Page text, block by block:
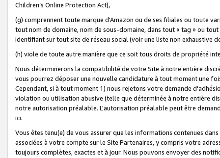
Children’s Online Protection Act),
(g) comprennent toute marque d'Amazon ou de ses filiales ou toute
tout nom de domaine, nom de sous-domaine, dans tout « tag » ou
identifiant sur tout site de réseau social (voir une liste non exhaustive
(h) viole de toute autre manière que ce soit tous droits de propriété
Nous déterminerons la compatibilité de votre Site à notre entière
vous pourrez déposer une nouvelle candidature à tout moment une
Cependant, si à tout moment 1) nous rejetons votre demande
violation ou utilisation abusive (telle que déterminée à notre entière
notre autorisation préalable. L'autorisation préalable peut être
ici.
Vous êtes tenu(e) de vous assurer que les informations contenues
associées à votre compte sur le Site Partenaires, y compris votre
toujours complètes, exactes et à jour. Nous pouvons envoyer des